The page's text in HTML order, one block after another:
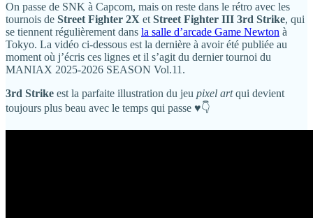
On passe de SNK à Capcom, mais on reste dans le rétro avec les
tournois de Street Fighter 2X et Street Fighter III 3rd Strike, qui
se tiennent régulièrement dans la salle d’arcade Game Newton à
Tokyo. La vidéo ci-dessous est la dernière à avoir été publiée au
moment où j’écris ces lignes et il s’agit du dernier tournoi du
MANIAX 2025-2026 SEASON Vol.11.
3rd Strike est la parfaite illustration du jeu pixel artqui devient
toujours plus beau avec le temps qui passe ♥️👇